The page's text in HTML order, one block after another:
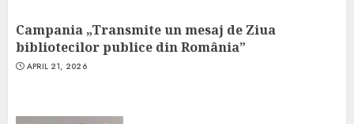
Campania „Transmite un mesaj de Ziua
bibliotecilor publice din România”
APRIL 21, 2026